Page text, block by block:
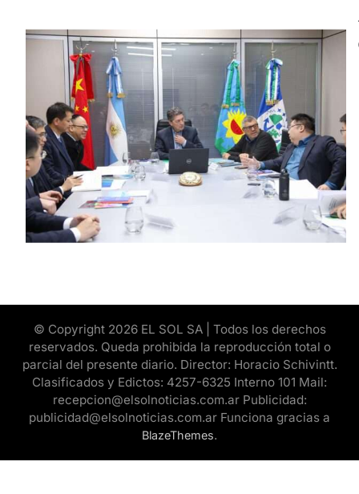
© Copyright 2026 EL SOL SA | Todos los derechos
reservados. Queda prohibida la reproducción total o
parcial del presente diario. Director: Horacio Schivintt.
Clasificados y Edictos: 4257-6325 Interno 101 Mail:
recepcion@elsolnoticias.com.ar Publicidad:
publicidad@elsolnoticias.com.ar Funciona gracias a
BlazeThemes.